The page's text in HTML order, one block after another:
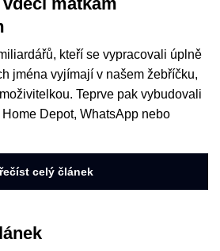
kteří se vypracovali úplně
jména vyjímají v našem žebříčku,
Teprve pak vybudovali
Depot, WhatsApp nebo
celý článek